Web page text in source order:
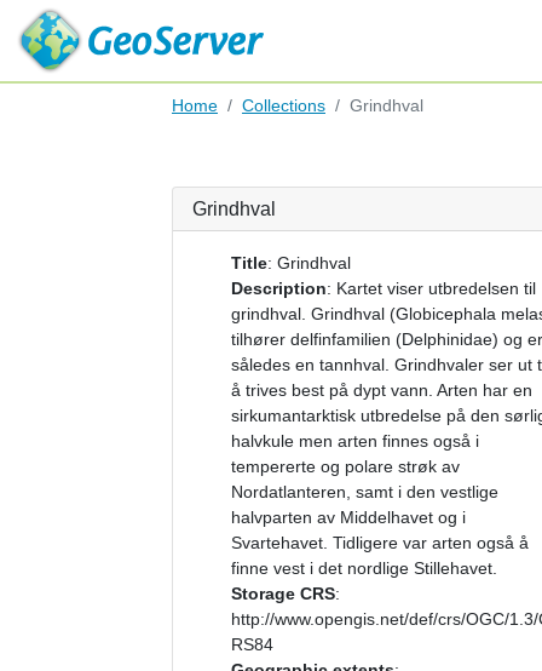
Home Collections Grindhval
Grindhval
Title: Grindhval
Description: Kartet viser utbredelsen til
grindhval. Grindhval (Globicephala
tilhører delfinfamilien (Delphinidae) og er
således en tannhval. Grindhvaler ser ut
å trives best på dypt vann. Arten har en
sirkumantarktisk utbredelse på den
halvkule men arten finnes også i
tempererte og polare strøk av
Nordatlanteren, samt i den vestlige
halvparten av Middelhavet og i
Svartehavet. Tidligere var arten også å
finne vest i det nordlige Stillehavet.
Storage CRS:
http://www.opengis.net/def/crs/OGC/1.3/
RS84